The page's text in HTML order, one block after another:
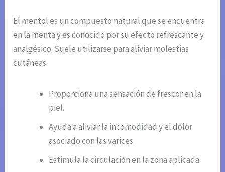
El mentol es un compuesto natural que se encuentra
en la menta y es conocido por su efecto refrescante y
analgésico. Suele utilizarse para aliviar molestias
cutáneas.
Proporciona una sensación de frescor en la
piel.
Ayuda a aliviar la incomodidad y el dolor
asociado con las varices.
Estimula la circulación en la zona aplicada.